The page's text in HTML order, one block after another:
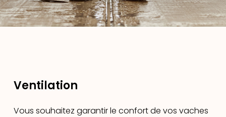
Ventilation
Vous souhaitez garantir le confort de vos vaches